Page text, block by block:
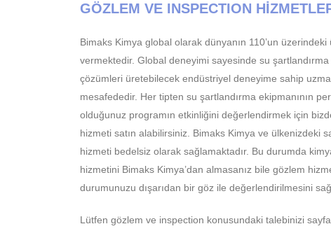
GÖZLEM VE INSPECTION
Bimaks Kimya global olarak dünyanın 110’un
vermektedir. Global deneyimi sayesinde su şartlandırma
çözümleri üretebilecek endüstriyel deneyime sahip
mesafededir. Her tipten su şartlandırma ekipmanının
olduğunuz programın etkinliğini değerlendirmek için
hizmeti satın alabilirsiniz. Bimaks Kimya ve ülkenizdeki
hizmeti bedelsiz olarak sağlamaktadır. Bu durumda
hizmetini Bimaks Kimya’dan almasanız bile gözlem
durumunuzu dışarıdan bir göz ile değerlendirilmesini
Lütfen gözlem ve inspection konusundaki talebinizi